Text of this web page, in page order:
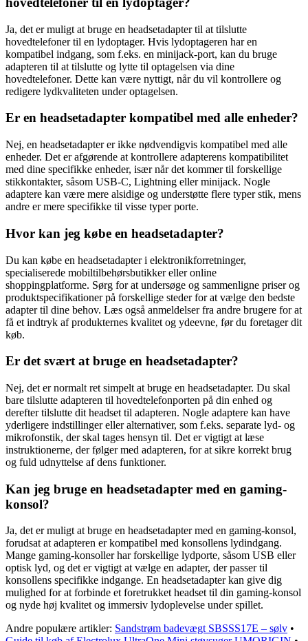
Ja, det er muligt at bruge en headsetadapter til at tilslutte
hovedtelefoner til en lydoptager. Hvis lydoptageren har en
kompatibel indgang, som f.eks. en minijack-port, kan du bruge
adapteren til at tilslutte og lytte til optagelsen via dine
hovedtelefoner. Dette kan være nyttigt, når du vil kontrollere og
redigere lydkvaliteten under optagelsen.
Er en headsetadapter kompatibel med alle enheder?
Nej, en headsetadapter er ikke nødvendigvis kompatibel med alle
enheder. Det er afgørende at kontrollere adapterens kompatibilitet
med dine specifikke enheder, især når det kommer til forskellige
stikkontakter, såsom USB-C, Lightning eller minijack. Nogle
adaptere kan være mere alsidige og understøtte flere typer stik, mens
andre er mere specifikke til visse typer porte.
Hvor kan jeg købe en headsetadapter?
Du kan købe en headsetadapter i elektronikforretninger,
specialiserede mobiltilbehørsbutikker eller online
shoppingplatforme. Sørg for at undersøge og sammenligne priser og
produktspecifikationer på forskellige steder for at vælge den bedste
adapter til dine behov. Læs også anmeldelser fra andre brugere for at
få et indtryk af produkternes kvalitet og ydeevne, før du foretager dit
køb.
Er det svært at bruge en headsetadapter?
Nej, det er normalt ret simpelt at bruge en headsetadapter. Du skal
bare tilslutte adapteren til hovedtelefonporten på din enhed og
derefter tilslutte dit headset til adapteren. Nogle adaptere kan have
yderligere indstillinger eller alternativer, som f.eks. separate lyd- og
mikrofonstik, der skal tages hensyn til. Det er vigtigt at læse
instruktionerne, der følger med adapteren, for at sikre korrekt brug
og fuld udnyttelse af dens funktioner.
Kan jeg bruge en headsetadapter med en gaming-
konsol?
Ja, det er muligt at bruge en headsetadapter med en gaming-konsol,
forudsat at adapteren er kompatibel med konsollens lydindgang.
Mange gaming-konsoller har forskellige lydporte, såsom USB eller
optisk lyd, og det er vigtigt at vælge en adapter, der passer til
konsollens specifikke indgange. En headsetadapter kan give dig
mulighed for at forbinde et foretrukket headset til din gaming-konsol
og nyde høj kvalitet og immersiv lydoplevelse under spillet.
Andre populære artikler: Sandstrøm badevægt SBSSS17E – sølv •